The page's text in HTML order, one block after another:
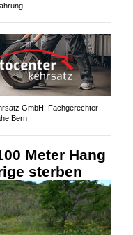
GmbH: Fachgerechter
Bern
Meter Hang
sterben